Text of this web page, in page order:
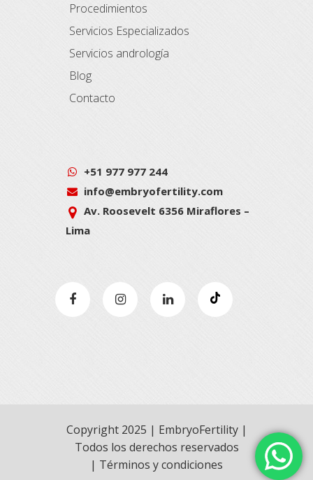
Procedimientos
Servicios Especializados
Servicios andrología
Blog
Contacto
+51 977 977 244
info@embryofertility.com
Av. Roosevelt 6356 Miraflores –
Lima
Copyright 2025 | EmbryoFertility |
Todos los derechos reservados
| Términos y condiciones